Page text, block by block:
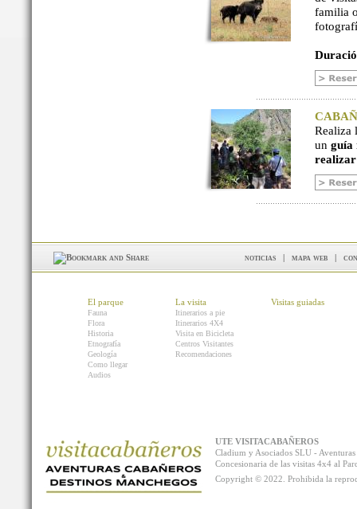
familia
Realiza
un guía
noticias | mapa web |
El parque
Fauna
Flora
Historia
Etnografía
Geología
Como llegar
Audios
La visita
Itinerarios a pie
Itinerarios 4X4
Visita en Bicicleta
Centros Visitantes
Recomendaciones
Visitas guiadas
UTE VISITACABAÑEROS
Cladium y Asociados SLU -
Concesionaria de las visitas 4x4 al
Copyright © 2022. Prohibida la